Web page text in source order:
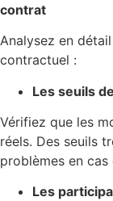
contrat
Analysez en
contractuel :
Les seuils
Vérifiez que les
réels. Des seuils
problèmes en cas
Les